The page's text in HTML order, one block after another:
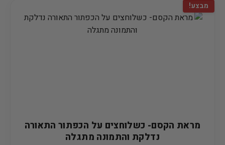
מבצע!
מראת הקסם- כשלוחצים על הכפתור התאורה
נדלקת והתמונה מתגלה